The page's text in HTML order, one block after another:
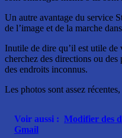
Un autre avantage du service
de l’image et de la marche
Inutile de dire qu’il est utile de
cherchez des directions ou
des endroits inconnus.
Les photos sont assez
Voir aussi : Modifier des
Gmail